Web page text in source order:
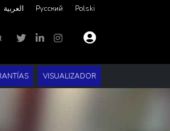
العربية‏ Русский Polski
VISUALIZADOR